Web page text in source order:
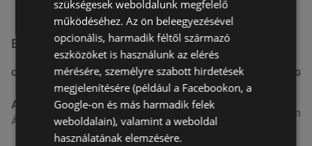
Egyéb Szupermarketek üzletek a közelben
CÍM TÁVOLSÁG
Aldi
Ágfalvi út 4/A., 9400 Sopron
3,26 km
szükségesek weboldalunk megfelelő
működéséhez. Az ön beleegyezésével
opcionális, harmadik féltől származó
eszközöket is használunk az elérés
mérésére, személyre szabott hirdetések
megjelenítésére (például a Facebookon, a
Google-on és más harmadik felek
weboldalain), valamint a weboldal
használatának elemzésére.